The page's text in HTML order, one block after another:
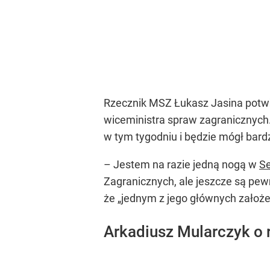
Rzecznik MSZ Łukasz Jasina
wiceministra spraw
w tym tygodniu i będzie mógł
– Jestem na razie jedną nogą w
Zagranicznych, ale jeszcze są
że „jednym z jego głównych
Arkadiusz Mularczyk o